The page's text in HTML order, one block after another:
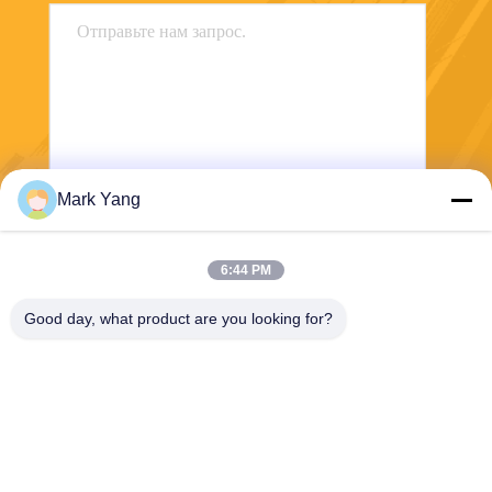
Отправить
Mark Yang
6:44 PM
Good day, what product are you looking for?